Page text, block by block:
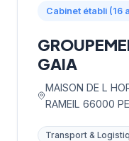
Cabinet établi (16
GAIA
MAISON DE L
RAMEIL 66000
Transport &